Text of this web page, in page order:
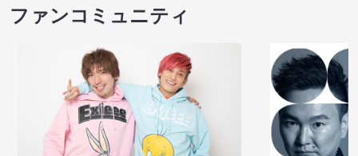
ファンコミュニティ